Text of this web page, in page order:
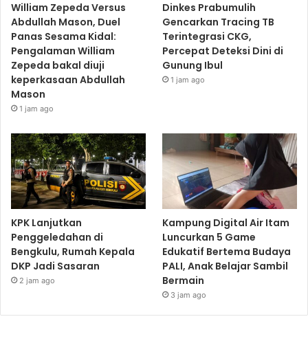
William Zepeda Versus
Abdullah Mason, Duel
Panas Sesama Kidal:
Pengalaman William
Zepeda bakal diuji
keperkasaan Abdullah
Mason
1 jam ago
Dinkes Prabumulih
Gencarkan Tracing TB
Terintegrasi CKG,
Percepat Deteksi Dini di
Gunung Ibul
1 jam ago
KPK Lanjutkan
Penggeledahan di
Bengkulu, Rumah Kepala
DKP Jadi Sasaran
2 jam ago
Kampung Digital Air Itam
Luncurkan 5 Game
Edukatif Bertema Budaya
PALI, Anak Belajar Sambil
Bermain
3 jam ago